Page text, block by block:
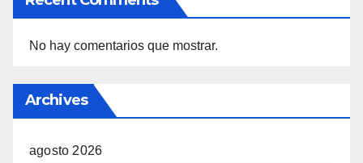
No hay comentarios que mostrar.
Archives
agosto 2026